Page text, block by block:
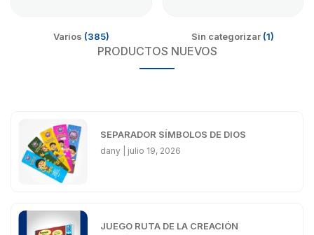
Varios (385) Sin categorizar (1)
PRODUCTOS NUEVOS
SEPARADOR SÍMBOLOS DE DIOS
dany julio 19, 2026
JUEGO RUTA DE LA CREACIÓN